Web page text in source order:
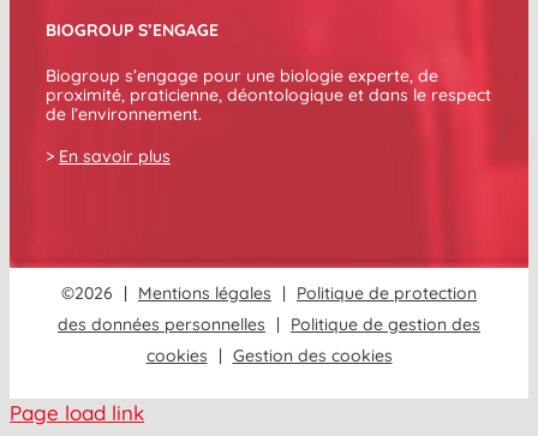
BIOGROUP S’ENGAGE
Biogroup s’engage pour une biologie experte, de
proximité, praticienne, déontologique et dans le respect
de l’environnement.
> En savoir plus
©2026 | Mentions légales |
Politique de protection
des données personnelles
|
Politique de gestion des
cookies
| Gestion des cookies
Page load link